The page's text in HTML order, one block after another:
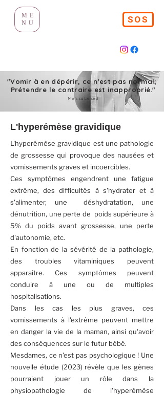
ME
NU
SOS
"Vomir à en dépérir, ce n'est pas normal;
Prétendre le contraire est inapproprié."
Mélissa Lienard
L'hyperémèse gravidique
L'hyperémèse gravidique est une pathologie
de grossesse qui provoque des nausées et
vomissements graves et incoercibles.
Ces symptômes engendrent une fatigue
extrême, des difficultés à s'hydrater et à
s'alimenter, une déshydratation, une
dénutrition, une perte de poids supérieure à
5% du poids avant grossesse, une perte
d'autonomie, etc.
En fonction de la sévérité de la pathologie,
des troubles vitaminiques peuvent
apparaître. Ces symptômes peuvent
conduire à une ou de multiples
hospitalisations.
Dans les cas les plus graves, ces
vomissements à l'extrême peuvent mettre
en danger la vie de la maman, ainsi qu'avoir
des conséquences sur le futur bébé.
Mesdames, ce n'est pas psychologique ! Une
nouvelle étude (2023) révèle que les gènes
pourraient jouer un rôle dans la
physiopathologie de l'hyperémèse